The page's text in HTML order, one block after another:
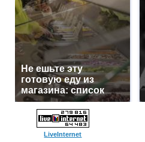
Не ешьте эту
готовую еду из
магазина: список
LiveInternet